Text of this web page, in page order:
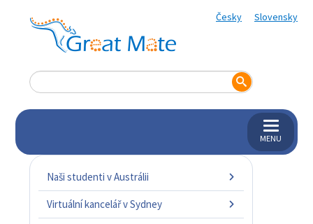
Česky Slovensky
MENU
Naši studenti v Austrálii
Virtuální kancelář v Sydney